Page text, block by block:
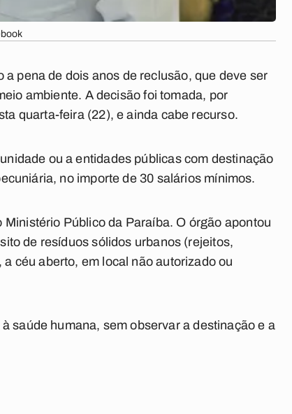
pena de dois anos de reclusão, que deve ser
ambiente. A decisão foi tomada, por
quarta-feira (22), e ainda cabe recurso.
ou a entidades públicas com destinação
no importe de 30 salários mínimos.
Público da Paraíba. O órgão apontou
de resíduos sólidos urbanos (rejeitos,
céu aberto, em local não autorizado ou
saúde humana, sem observar a destinação e a